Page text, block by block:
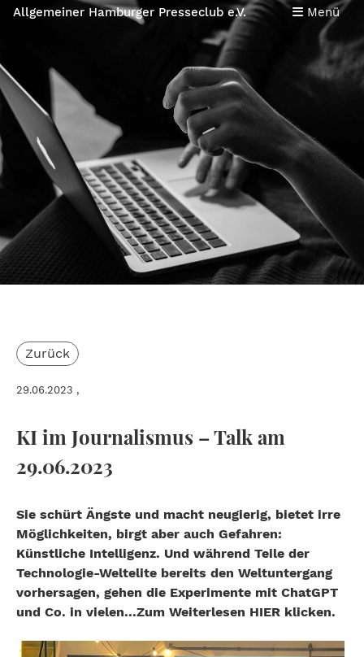
Allgemeiner Hamburger Presseclub e.V. Menü
Zurück
29.06.2023 ,
KI im Journalismus – Talk am
29.06.2023
Sie schürt Ängste und macht neugierig, bietet irre
Möglichkeiten, birgt aber auch Gefahren:
Künstliche Intelligenz. Und während Teile der
Technologie-Weltelite bereits den Weltuntergang
vorhersagen, gehen die Experimente mit ChatGPT
und Co. in vielen...Zum Weiterlesen HIER klicken.